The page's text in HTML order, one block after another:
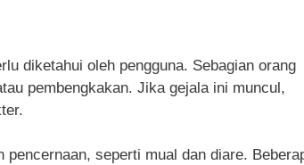
diketahui oleh pengguna. Sebagian orang
pembengkakan. Jika gejala ini muncul,
seperti mual dan diare.